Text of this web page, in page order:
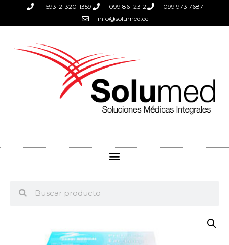
+593-2-320-1359 099 861 2312
099 973 7687
info@solumed.ec